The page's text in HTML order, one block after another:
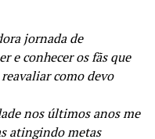
jornada de
e conhecer os fãs que
como devo
nos últimos anos me
atingindo metas